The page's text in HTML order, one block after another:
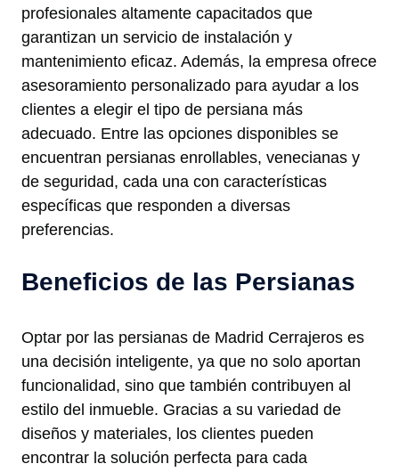
profesionales altamente capacitados que
garantizan un servicio de instalación y
mantenimiento eficaz. Además, la empresa ofrece
asesoramiento personalizado para ayudar a los
clientes a elegir el tipo de persiana más
adecuado. Entre las opciones disponibles se
encuentran persianas enrollables, venecianas y
de seguridad, cada una con características
específicas que responden a diversas
preferencias.
Beneficios de las Persianas
Optar por las persianas de Madrid Cerrajeros es
una decisión inteligente, ya que no solo aportan
funcionalidad, sino que también contribuyen al
estilo del inmueble. Gracias a su variedad de
diseños y materiales, los clientes pueden
encontrar la solución perfecta para cada